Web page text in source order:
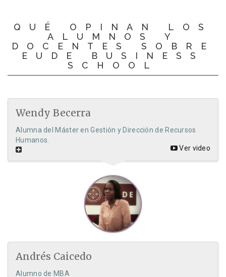
QUÉ OPINAN LOS
ALUMNOS Y
DOCENTES SOBRE
EUDE BUSINESS
SCHOOL
Wendy Becerra
Alumna del Máster en Gestión y Dirección de Recursos
Humanos.
Ver video
Andrés Caicedo
Alumno de MBA